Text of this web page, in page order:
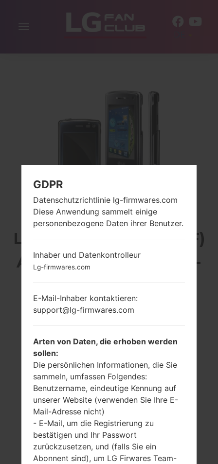
Navigation
LG GD900F (LGGD900F)
AUS DER LG CRYSTAL-
3.0 in (~46.5%
Bildschirm zu
Körper Verhältnis)
480 x 800 Pixel
(~311 Dichte der
Pixel pro Zoll)
-
GDPR
Datenschutzrichtlinie lg-firmwares.com
Diese Anwendung sammelt einige
personenbezogene Daten ihrer Benutzer.
Inhaber und Datenkontrolleur
Lg-firmwares.com
E-Mail-Inhaber kontaktieren:
support@lg-firmwares.com
Arten von Daten, die erhoben werden
sollen:
Die persönlichen Informationen, die Sie
sammeln, umfassen Folgendes:
Benutzername, eindeutige Kennung auf
unserer Website (verwenden Sie Ihre E-
Mail-Adresse nicht)
- E-Mail, um die Registrierung zu
bestätigen und Ihr Passwort
zurückzusetzen, und (falls Sie ein
Abonnent sind), um LG Firwares Team-